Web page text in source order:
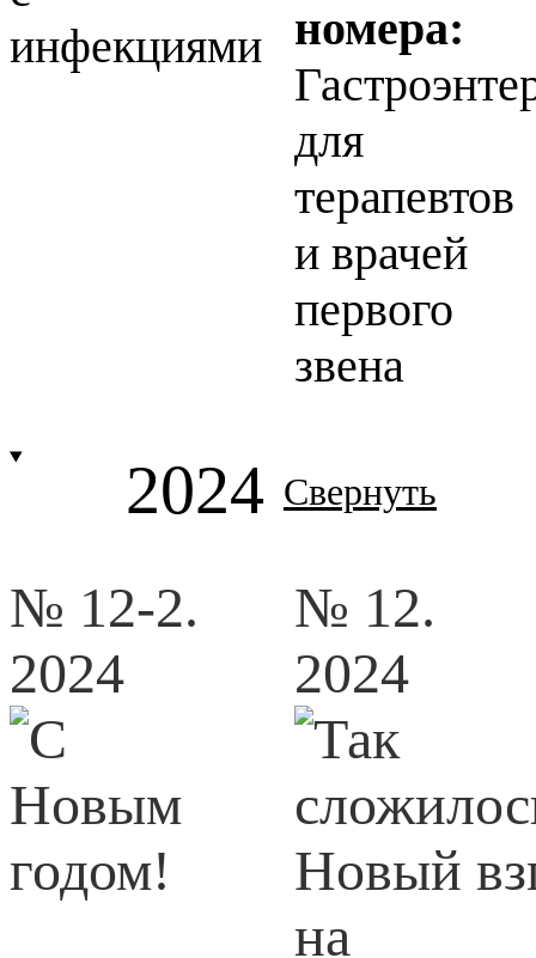
инфекциями
номера:
для
терапевтов
и врачей
первого
звена
2024 Свернуть
№ 12-2.
2024
№ 12.
2024